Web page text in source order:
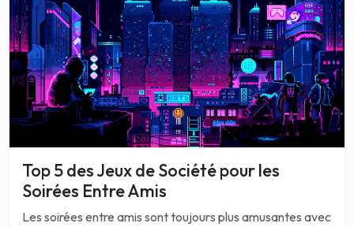
Top 5 des Jeux de Société pour les
Soirées Entre Amis
Les soirées entre amis sont toujours plus amusantes avec